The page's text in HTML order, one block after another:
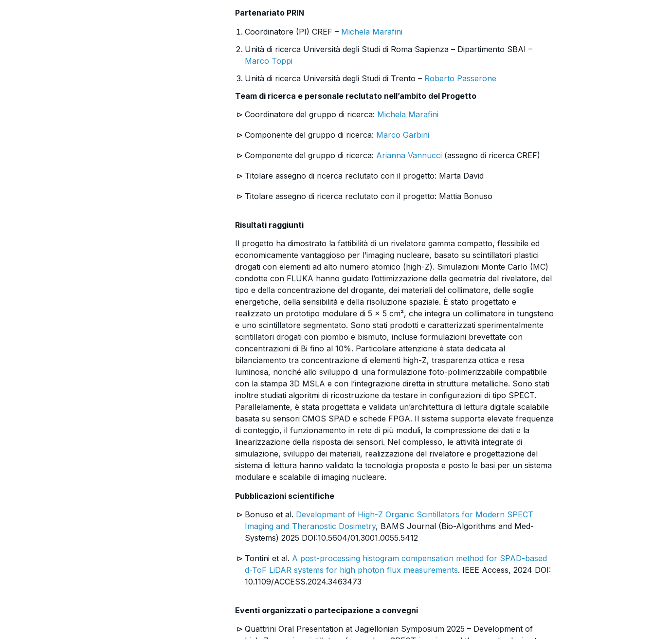
Partenariato PRIN
Coordinatore (PI) CREF – Michela Marafini
Unità di ricerca Università degli Studi di Roma Sapienza – Dipartimento SBAI –
Marco Toppi
Unità di ricerca Università degli Studi di Trento – Roberto Passerone
Team di ricerca e personale reclutato nell’ambito del Progetto
Coordinatore del gruppo di ricerca: Michela Marafini
Componente del gruppo di ricerca: Marco Garbini
Componente del gruppo di ricerca: Arianna Vannucci (assegno di ricerca CREF)
Titolare assegno di ricerca reclutato con il progetto: Marta David
Titolare assegno di ricerca reclutato con il progetto: Mattia Bonuso
Risultati raggiunti
Il progetto ha dimostrato la fattibilità di un rivelatore gamma compatto, flessibile ed
economicamente vantaggioso per l’imaging nucleare, basato su scintillatori plastici
drogati con elementi ad alto numero atomico (high-Z). Simulazioni Monte Carlo (MC)
condotte con FLUKA hanno guidato l’ottimizzazione della geometria del rivelatore, del
tipo e della concentrazione del drogante, dei materiali del collimatore, delle soglie
energetiche, della sensibilità e della risoluzione spaziale. È stato progettato e
realizzato un prototipo modulare di 5 × 5 cm², che integra un collimatore in tungsteno
e uno scintillatore segmentato. Sono stati prodotti e caratterizzati sperimentalmente
scintillatori drogati con piombo e bismuto, incluse formulazioni brevettate con
concentrazioni di Bi fino al 10%. Particolare attenzione è stata dedicata al
bilanciamento tra concentrazione di elementi high-Z, trasparenza ottica e resa
luminosa, nonché allo sviluppo di una formulazione foto-polimerizzabile compatibile
con la stampa 3D MSLA e con l’integrazione diretta in strutture metalliche. Sono stati
inoltre studiati algoritmi di ricostruzione da testare in configurazioni di tipo SPECT.
Parallelamente, è stata progettata e validata un’architettura di lettura digitale scalabile
basata su sensori CMOS SPAD e schede FPGA. Il sistema supporta elevate frequenze
di conteggio, il funzionamento in rete di più moduli, la compressione dei dati e la
linearizzazione della risposta dei sensori. Nel complesso, le attività integrate di
simulazione, sviluppo dei materiali, realizzazione del rivelatore e progettazione del
sistema di lettura hanno validato la tecnologia proposta e posto le basi per un sistema
modulare e scalabile di imaging nucleare.
Pubblicazioni scientifiche
Bonuso et al. Development of High-Z Organic Scintillators for Modern SPECT
Imaging and Theranostic Dosimetry, BAMS Journal (Bio-Algorithms and Med-
Systems) 2025 DOI:10.5604/01.3001.0055.5412
Tontini et al. A post-processing histogram compensation method for SPAD-based
d-ToF LiDAR systems for high photon flux measurements. IEEE Access, 2024 DOI:
10.1109/ACCESS.2024.3463473
Eventi organizzati o partecipazione a convegni
Quattrini Oral Presentation at Jagiellonian Symposium 2025 – Development of